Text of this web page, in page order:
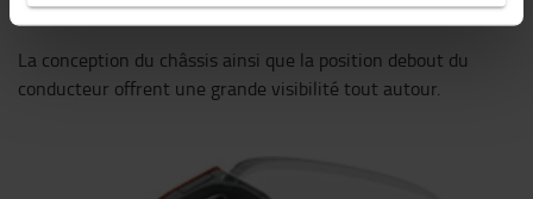
Excellente visibilité
La conception du châssis ainsi que la position debout du
conducteur offrent une grande visibilité tout autour.